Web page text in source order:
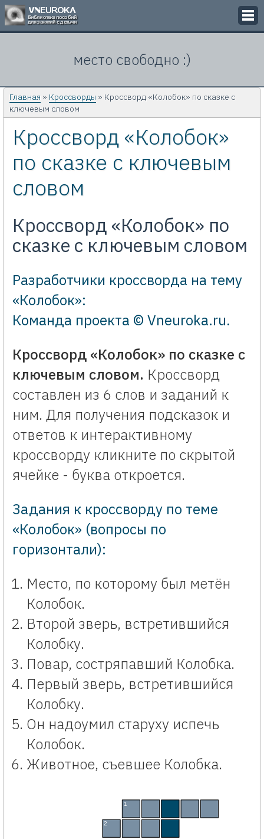
Кроссворды
Презентации
Задачи
Картинки
Контакты
место свободно :)
Главная » Кроссворды » Кроссворд «Колобок» по сказке с
ключевым словом
Кроссворд «Колобок»
по сказке с ключевым
словом
Кроссворд «Колобок» по
сказке с ключевым словом
Разработчики кроссворда на тему
«Колобок»:
Команда проекта © Vneuroka.ru.
Кроссворд «Колобок» по сказке с
ключевым словом. Кроссворд
составлен из 6 слов и заданий к
ним. Для получения подсказок и
ответов к интерактивному
кроссворду кликните по скрытой
ячейке - буква откроется.
Задания к кроссворду по теме
«Колобок» (вопросы по
горизонтали):
Место, по которому был метён
Колобок.
Второй зверь, встретившийся
Колобку.
Повар, состряпавший Колобка.
Первый зверь, встретившийся
Колобку.
Он надоумил старуху испечь
Колобок.
Животное, съевшее Колобка.
С
В
1
2